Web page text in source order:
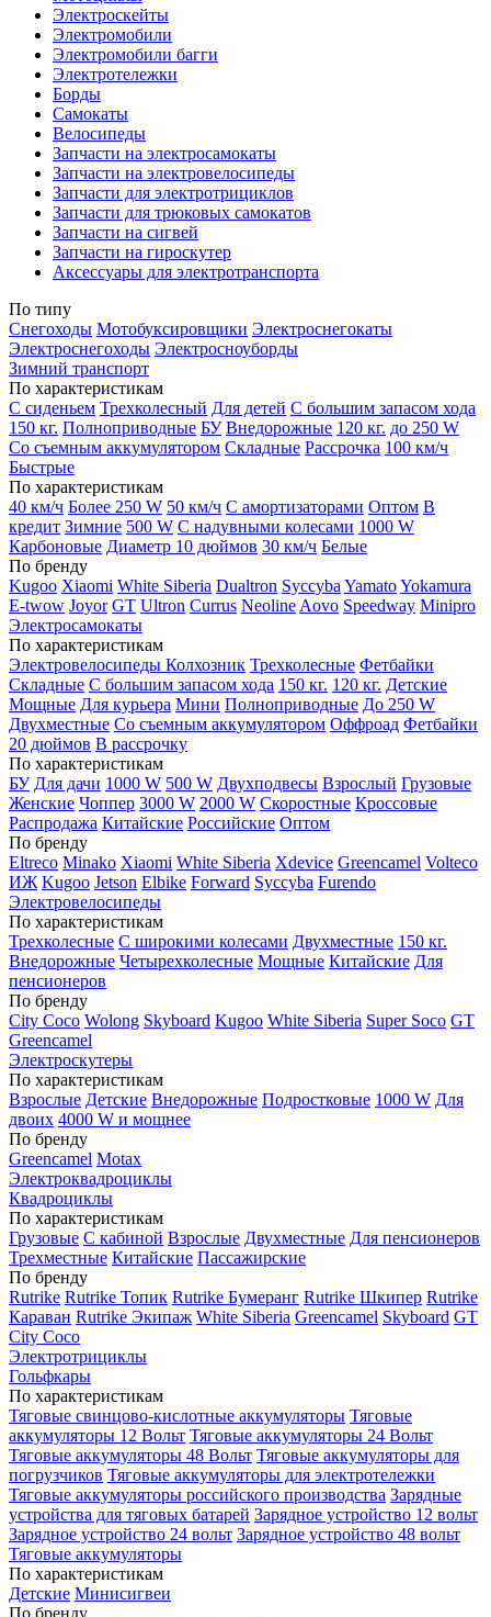
Электроскейты
Электромобили
Электромобили багги
Электротележки
Борды
Самокаты
Велосипеды
Запчасти на электросамокаты
Запчасти на электровелосипеды
Запчасти для электротрициклов
Запчасти для трюковых самокатов
Запчасти на сигвей
Запчасти на гироскутер
Аксессуары для электротранспорта
По типу
Снегоходы Мотобуксировщики Электроснегокаты
Электроснегоходы Электросноуборды
Зимний транспорт
По характеристикам
С сиденьем Трехколесный Для детей С большим запасом хода
150 кг. Полноприводные БУ Внедорожные 120 кг. до 250 W
Со съемным аккумулятором Складные Рассрочка 100 км/ч
Быстрые
По характеристикам
40 км/ч Более 250 W 50 км/ч С амортизаторами Оптом В
кредит Зимние 500 W С надувными колесами 1000 W
Карбоновые Диаметр 10 дюймов 30 км/ч Белые
По бренду
Kugoo Xiaomi White Siberia Dualtron Syccyba YamatoYokamura
E-twow Joyor GT Ultron Currus Neoline Aovo Speedway Minipro
Электросамокаты
По характеристикам
Электровелосипеды Колхозник Трехколесные Фетбайки
Складные С большим запасом хода 150 кг. 120 кг. Детские
Мощные Для курьера Мини Полноприводные До 250 W
Двухместные Со съемным аккумулятором Оффроад Фетбайки
20 дюймов В рассрочку
По характеристикам
БУ Для дачи 1000 W 500 W Двухподвесы Взрослый Грузовые
Женские Чоппер 3000 W 2000 W Скоростные Кроссовые
Распродажа Китайские Российские Оптом
По бренду
Eltreco Minako Xiaomi White Siberia Xdevice Greencamel Volteco
ИЖ Kugoo Jetson Elbike Forward Syccyba Furendo
Электровелосипеды
По характеристикам
Трехколесные С широкими колесами Двухместные 150 кг.
Внедорожные Четырехколесные Мощные Китайские Для
пенсионеров
По бренду
City Coco Wolong Skyboard Kugoo White Siberia Super Soco GT
Greencamel
Электроскутеры
По характеристикам
Взрослые Детские Внедорожные Подростковые 1000 W Для
двоих 4000 W и мощнее
По бренду
Greencamel Motax
Электроквадроциклы
Квадроциклы
По характеристикам
Грузовые С кабиной Взрослые Двухместные Для пенсионеров
Трехместные Китайские Пассажирские
По бренду
Rutrike Rutrike Топик Rutrike Бумеранг Rutrike Шкипер Rutrike
Караван Rutrike Экипаж White Siberia Greencamel Skyboard GT
City Coco
Электротрициклы
Гольфкары
По характеристикам
Тяговые свинцово-кислотные аккумуляторы Тяговые
аккумуляторы 12 Вольт Тяговые аккумуляторы 24 Вольт
Тяговые аккумуляторы 48 Вольт Тяговые аккумуляторы для
погрузчиков Тяговые аккумуляторы для электротележки
Тяговые аккумуляторы российского производства Зарядные
устройства для тяговых батарей Зарядное устройство 12 вольт
Зарядное устройство 24 вольт Зарядное устройство 48 вольт
Тяговые аккумуляторы
По характеристикам
Детские Минисигвеи
По бренду